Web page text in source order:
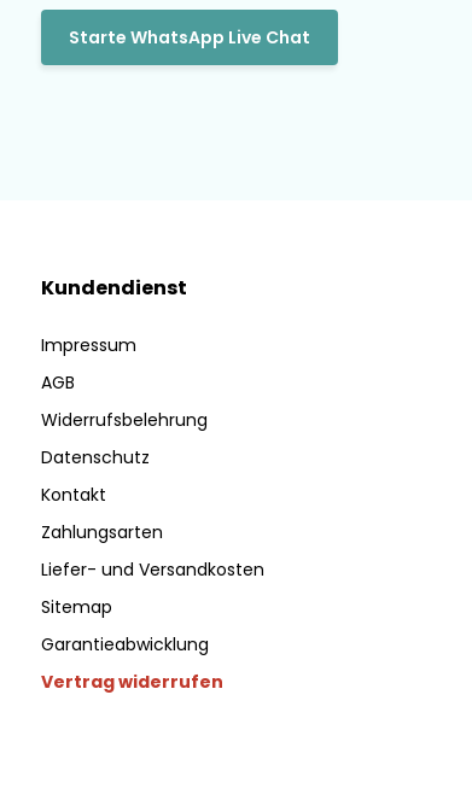
Starte WhatsApp Live Chat
Kundendienst
Impressum
AGB
Widerrufsbelehrung
Datenschutz
Kontakt
Zahlungsarten
Liefer- und Versandkosten
Sitemap
Garantieabwicklung
Vertrag widerrufen